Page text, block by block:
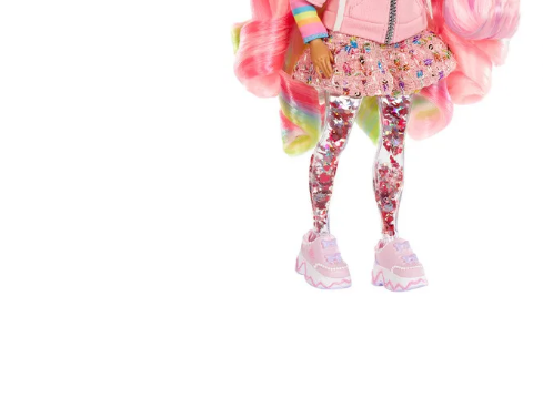
Vehículos y Pistas